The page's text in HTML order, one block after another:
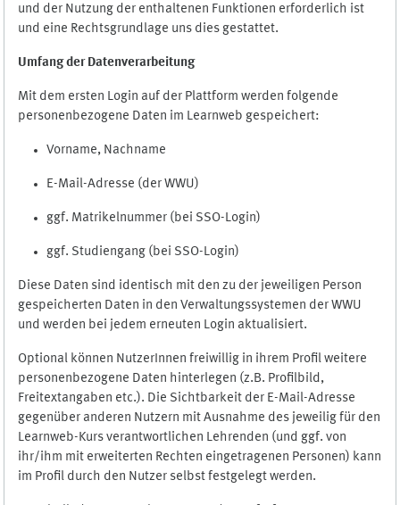
und der Nutzung der enthaltenen Funktionen erforderlich ist
und eine Rechtsgrundlage uns dies gestattet.
Umfang der Datenverarbeitung
Mit dem ersten Login auf der Plattform werden folgende
personenbezogene Daten im Learnweb gespeichert:
Vorname, Nachname
E-Mail-Adresse (der WWU)
ggf. Matrikelnummer (bei SSO-Login)
ggf. Studiengang (bei SSO-Login)
Diese Daten sind identisch mit den zu der jeweiligen Person
gespeicherten Daten in den Verwaltungssystemen der WWU
und werden bei jedem erneuten Login aktualisiert.
Optional können NutzerInnen freiwillig in ihrem Profil weitere
personenbezogene Daten hinterlegen (z.B. Profilbild,
Freitextangaben etc.). Die Sichtbarkeit der E-Mail-Adresse
gegenüber anderen Nutzern mit Ausnahme des jeweilig für den
Learnweb-Kurs verantwortlichen Lehrenden (und ggf. von
ihr/ihm mit erweiterten Rechten eingetragenen Personen) kann
im Profil durch den Nutzer selbst festgelegt werden.